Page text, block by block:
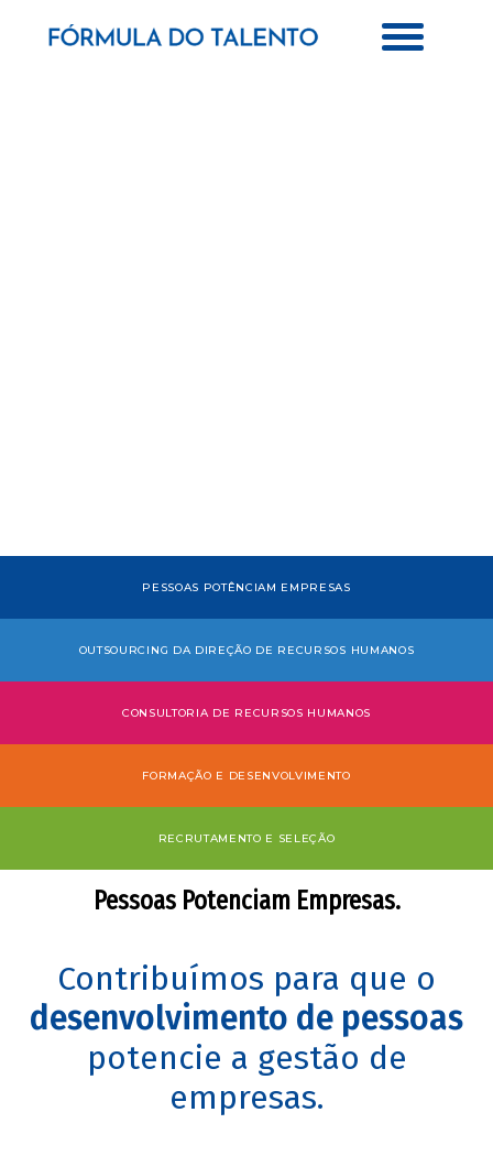
PESSOAS POTÊNCIAM EMPRESAS
OUTSOURCING DA DIREÇÃO DE RECURSOS HUMANOS
CONSULTORIA DE RECURSOS HUMANOS
FORMAÇÃO E DESENVOLVIMENTO
RECRUTAMENTO E SELEÇÃO
Pessoas Potenciam Empresas.
Contribuímos para que o
desenvolvimento de pessoas
potencie a gestão de
empresas.